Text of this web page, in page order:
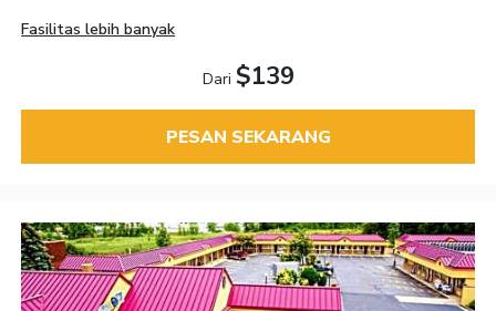
Fasilitas lebih banyak
Dari $139
PESAN SEKARANG